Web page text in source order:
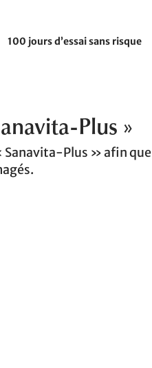
100 jours d’essai sans risque
Plus »
Sanavita-Plus » afin que